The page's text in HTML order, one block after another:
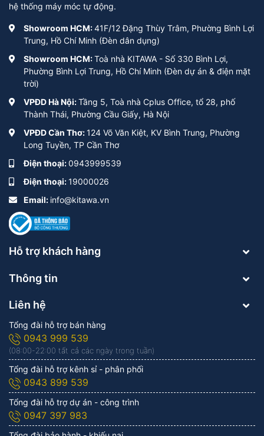
hệ thống máy móc tự động.
Showroom HCM:41F/12 Đặng Thùy Trâm, Phường Bình Lợi
Trung, Hồ Chí Minh (Đèn dân dụng)
Showroom HCM:Toà nhà KITAWA - Số 330 Bình Lợi,
Phường Bình Lợi Trung, Hồ Chí Minh (Đèn dự án & điện mặt
trời)
VPĐD Hà Nội:Tầng 5, Toà nhà Cplus Office, tổ 28, phố
Thành Thái, Phường Cầu Giấy, Hà Nội
VPĐD Cần Thơ:124 Võ Văn Kiệt, KV Bình Trung, Phường
Long Tuyền, TP Cần Thơ
Điện thoại:0943999539
Điện thoại:19000026
Email: info@kitawa.vn
Hỗ trợ khách hàng
Thông tin
Liên hệ
Tổng đài hỗ trợ bán hàng
0943 999 539
(08:00-22:00 tất cả các ngày trong tuần)
Tổng đài hỗ trợ kênh sỉ - phân phối
0943 899 539
Tổng đài hỗ trợ dự án - công trình
0947 397 983